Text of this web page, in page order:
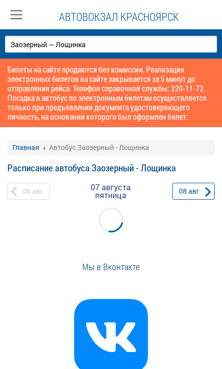
АВТОВОКЗАЛ КРАСНОЯРСК
Билеты на сайте продаются без комиссии. Реализация
электронных билетов на сайте закрывается за 5 минут до
отправления рейса. Телефон справочной службы: 220-11-72.
Посадка в автобус по электронным билетам осуществляется
только при предъявлении документа удостоверяющего
личность, на основании которого был оформлен билет.
Главная Автобус Заозерный - Лощинка
Расписание автобуса Заозерный - Лощинка
06 авг 07 августа
пятница 08 авг
Мы в Вконтакте